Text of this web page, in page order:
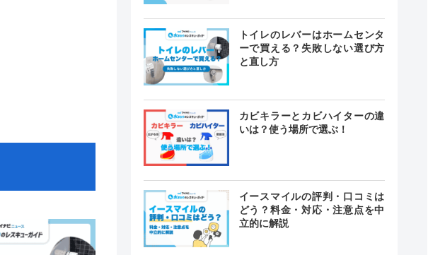
トイレのレバーはホームセンタ
ーで買える？失敗しない選び方
と直し方
カビキラーとカビハイターの違
いは？使う場所で選ぶ！
イースマイルの評判・口コミは
どう？料金・対応・注意点を中
立的に解説